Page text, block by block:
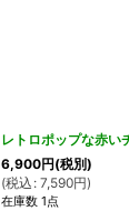
レトロポップな赤
6,900円(税別)
(税込 : 7,590円)
在庫数 1点